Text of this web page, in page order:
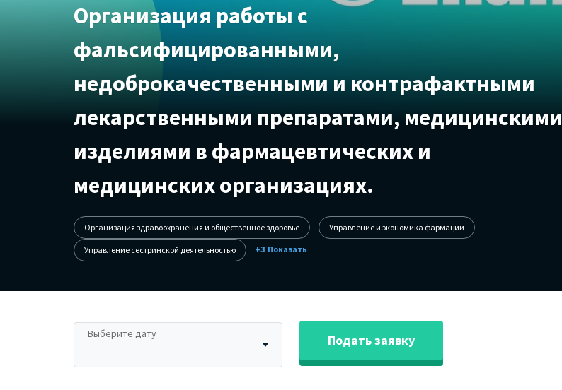
Организация работы с
фальсифицированными,
недоброкачественными и контрафактными
лекарственными препаратами, медицинскими
изделиями в фармацевтических и
медицинских организациях.
Организация здравоохранения и общественное здоровье Управление и экономика фармации
Управление сестринской деятельностью +3
Выберите дату Подать заявку